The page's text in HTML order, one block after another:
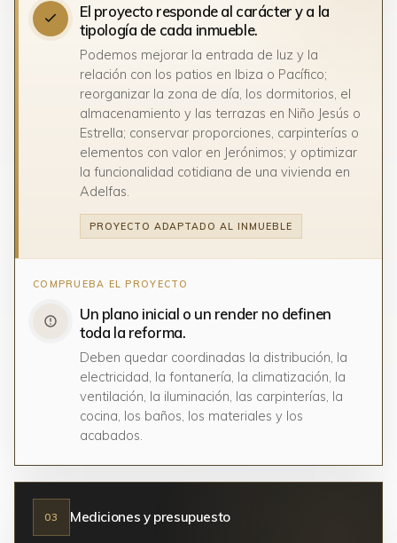
El proyecto responde al carácter y a la
tipología de cada inmueble.
Podemos mejorar la entrada de luz y la
relación con los patios en Ibiza o Pacífico;
reorganizar la zona de día, los dormitorios, el
almacenamiento y las terrazas en Niño Jesús o
Estrella; conservar proporciones, carpinterías o
elementos con valor en Jerónimos; y optimizar
la funcionalidad cotidiana de una vivienda en
Adelfas.
PROYECTO ADAPTADO AL INMUEBLE
Un plano inicial o un render no definen
toda la reforma.
Deben quedar coordinadas la distribución, la
electricidad, la fontanería, la climatización, la
ventilación, la iluminación, las carpinterías, la
cocina, los baños, los materiales y los
acabados.
03 Mediciones y presupuesto